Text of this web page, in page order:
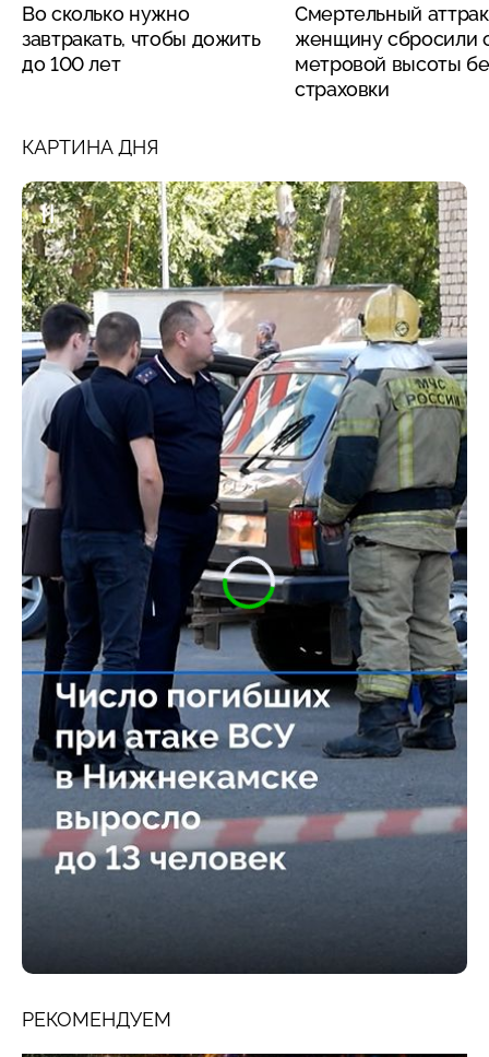
Во сколько нужно
завтракать, чтобы дожить
до 100 лет
Смертельный
женщину сбросили
метровой высоты
страховки
КАРТИНА ДНЯ
РЕКОМЕНДУЕМ